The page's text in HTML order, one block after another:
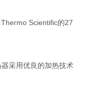
Scientific的27
采用优良的加热技术